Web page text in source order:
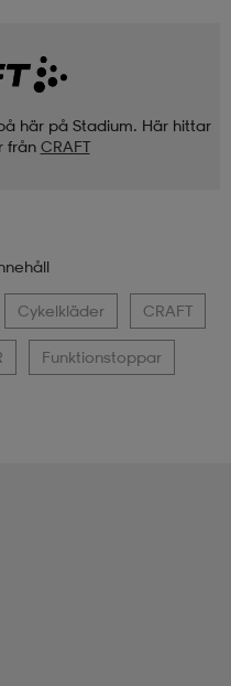
här på Stadium. Här hittar
från CRAFT
Cykelkläder CRAFT
Funktionstoppar